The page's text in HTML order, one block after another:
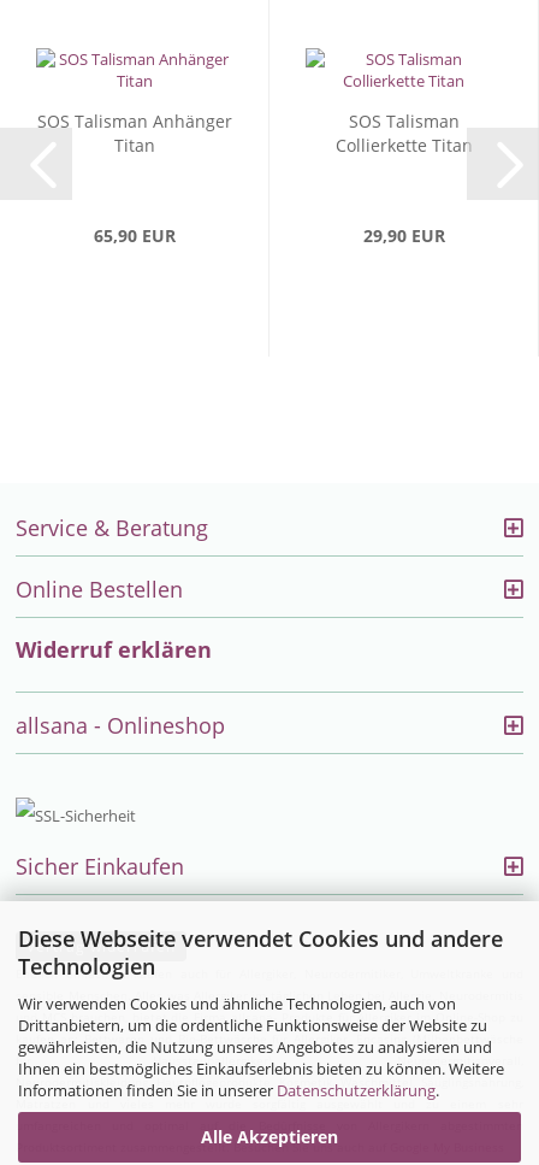
Diese Webseite verwendet Cookies und andere
Technologien
Wir verwenden Cookies und ähnliche Technologien, auch von
Drittanbietern, um die ordentliche Funktionsweise der Website zu
gewährleisten, die Nutzung unseres Angebotes zu analysieren und
Ihnen ein bestmögliches Einkaufserlebnis bieten zu können. Weitere
Informationen finden Sie in unserer Datenschutzerklärung.
Alle Akzeptieren
SOS Talisman Anhänger
Titan
65,90 EUR
SOS Talisman
Collierkette Titan
29,90 EUR
Service & Beratung
Online Bestellen
Widerruf erklären
allsana - Onlineshop
Sicher Einkaufen
Vertrag widerrufen
Endlich einfach einkaufen auch für Allergiker, Neurodermitiker, Umweltkranke und
sensible Menschen. Alles was Allergiker im täglichen Leben bei Allergie, Neurodermitis
und MCS brauchen, bietet die Firma allsana- Produkte für Allergiker im Online-Shop zu
kaufen an: Bettwaren und für Allergiker,
Encasing (Milbenbettwäsche
für Hausstauballergiker), Neurodermitisoverall
Neurodermitiskleidung,
Hautpflegeprodukte ,Kosmetik , Waschmittel
und vieles mehr wurde sorgfältig ausgewählt und zu einem sehr
Produktsortiment zusammengestellt. Besuchen Sie uns auch auf